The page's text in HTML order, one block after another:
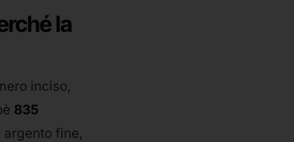
la
inciso,
835
argento fine,